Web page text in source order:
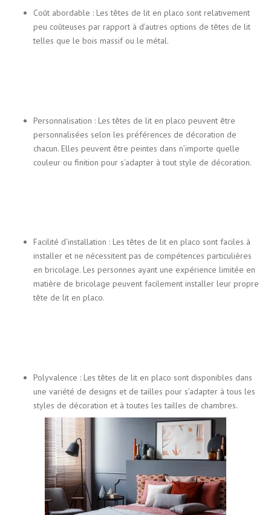
Coût abordable : Les têtes de lit en placo sont relativement
peu coûteuses par rapport à d’autres options de têtes de lit
telles que le bois massif ou le métal.
Personnalisation : Les têtes de lit en placo peuvent être
personnalisées selon les préférences de décoration de
chacun. Elles peuvent être peintes dans n’importe quelle
couleur ou finition pour s’adapter à tout style de décoration.
Facilité d’installation : Les têtes de lit en placo sont faciles à
installer et ne nécessitent pas de compétences particulières
en bricolage. Les personnes ayant une expérience limitée en
matière de bricolage peuvent facilement installer leur propre
tête de lit en placo.
Polyvalence : Les têtes de lit en placo sont disponibles dans
une variété de designs et de tailles pour s’adapter à tous les
styles de décoration et à toutes les tailles de chambres.